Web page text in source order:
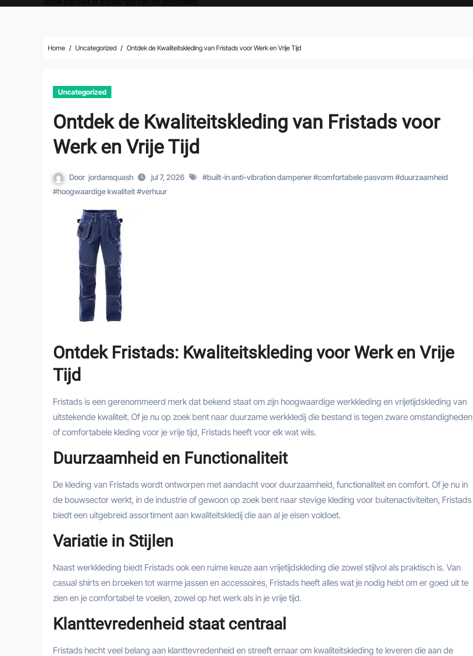
Home Uncategorized Ontdek de Kwaliteitskleding van Fristads voor Werk en Vrije Tijd
Uncategorized
Ontdek de Kwaliteitskleding van Fristads voor
Werk en Vrije Tijd
Door jordansquash jul 7, 2026 #built-in anti-vibration dampener#comfortabele pasvorm #duurzaamheid
#hoogwaardige kwaliteit#verhuur
Ontdek Fristads: Kwaliteitskleding voor Werk en Vrije
Tijd
Fristads is een gerenommeerd merk dat bekend staat om zijn hoogwaardige werkkleding en vrijetijdskleding van
uitstekende kwaliteit. Of je nu op zoek bent naar duurzame werkkledij die bestand is tegen zware omstandigheden
of comfortabele kleding voor je vrije tijd, Fristads heeft voor elk wat wils.
Duurzaamheid en Functionaliteit
De kleding van Fristads wordt ontworpen met aandacht voor duurzaamheid, functionaliteit en comfort. Of je nu in
de bouwsector werkt, in de industrie of gewoon op zoek bent naar stevige kleding voor buitenactiviteiten, Fristads
biedt een uitgebreid assortiment aan kwaliteitskledij die aan al je eisen voldoet.
Variatie in Stijlen
Naast werkkleding biedt Fristads ook een ruime keuze aan vrijetijdskleding die zowel stijlvol als praktisch is. Van
casual shirts en broeken tot warme jassen en accessoires, Fristads heeft alles wat je nodig hebt om er goed uit te
zien en je comfortabel te voelen, zowel op het werk als in je vrije tijd.
Klanttevredenheid staat centraal
Fristads hecht veel belang aan klanttevredenheid en streeft ernaar om kwaliteitskleding te leveren die aan de